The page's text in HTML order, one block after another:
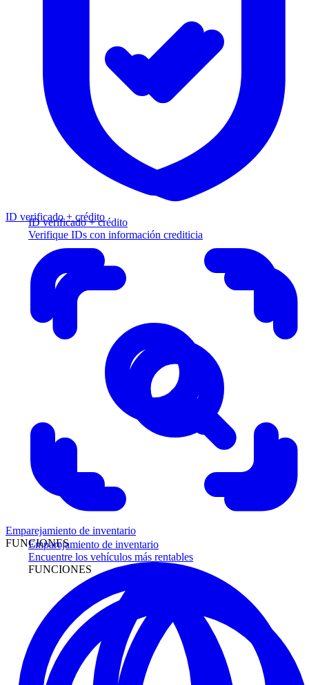
ID verificado + crédito
Verifique IDs con información crediticia
Emparejamiento de inventario
Encuentre los vehículos más rentables
FUNCIONES
ID verificado + crédito
Emparejamiento de inventario
FUNCIONES